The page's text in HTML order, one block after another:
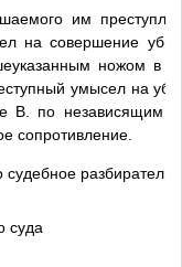
им
на совершение
ножом в
умысел на
В. по независящим
сопротивление.
суда